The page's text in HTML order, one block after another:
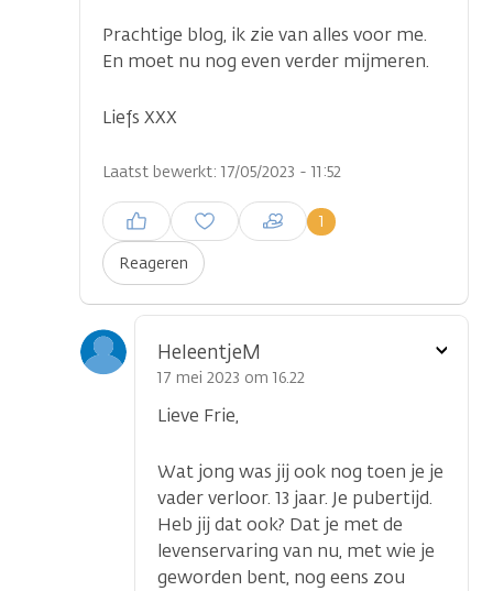
Prachtige blog, ik zie van alles voor me.
En moet nu nog even verder mijmeren.
Liefs XXX
Laatst bewerkt: 17/05/2023 - 11:52
Reageren
1
Inloggen om een reactie te
plaatsen
HeleentjeM
17 mei 2023 om 16.22
Lieve Frie,
Wat jong was jij ook nog toen je je
vader verloor. 13 jaar. Je pubertijd.
Heb jij dat ook? Dat je met de
levenservaring van nu, met wie je
geworden bent, nog eens zou
Toon